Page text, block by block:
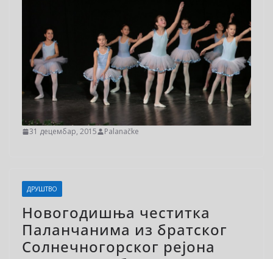
31 децембар, 2015 Palanačke
ДРУШТВО
Новогодишња честитка
Паланчанима из братског
Солнечногорског рејона